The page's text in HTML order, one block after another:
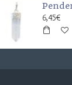
6,45€